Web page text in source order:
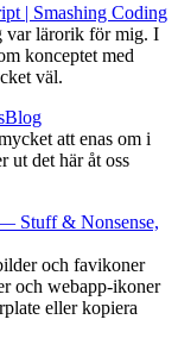
| Smashing Coding
var lärorik för mig. I
konceptet med
väl.
att enas om i
ut det här åt oss
— Stuff & Nonsense,
och favikoner
och webapp-ikoner
eller kopiera